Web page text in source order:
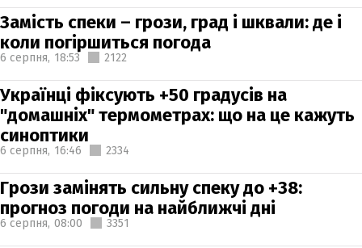
Замість спеки – грози, град і шквали: де і
коли погіршиться погода
6 серпня, 18:53 2122
Українці фіксують +50 градусів на
"домашніх" термометрах: що на це кажуть
синоптики
6 серпня, 16:46 2334
Грози замінять сильну спеку до +38:
прогноз погоди на найближчі дні
6 серпня, 08:00 3351